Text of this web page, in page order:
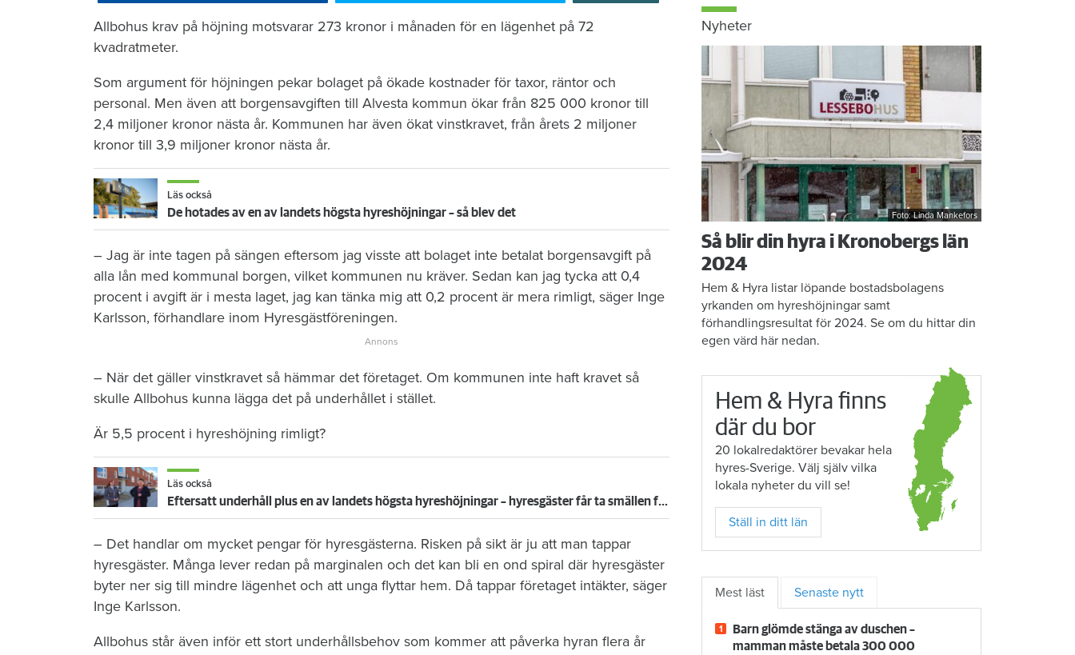
​Allbohus krav på höjning motsvarar 273 kronor i månaden för en lägenhet på 72
kvadratmeter.
Som argument för höjningen pekar bolaget på ökade kostnader för taxor, räntor och
personal. Men även att borgensavgiften till Alvesta kommun ökar från 825 000 kronor till
2,4 miljoner kronor nästa år. Kommunen har även ökat vinstkravet, från årets 2 miljoner
kronor till 3,9 miljoner kronor nästa år.
Läs också
De hotades av en av landets högsta hyreshöjningar – så blev det
– Jag är inte tagen på sängen eftersom jag visste att bolaget inte betalat borgensavgift på
alla lån med kommunal borgen, vilket kommunen nu kräver. Sedan kan jag tycka att 0,4
procent i avgift är i mesta laget, jag kan tänka mig att 0,2 procent är mera rimligt, säger Inge
Karlsson, förhandlare inom Hyresgästföreningen.
– När det gäller vinstkravet så hämmar det företaget. Om kommunen inte haft kravet så
skulle Allbohus kunna lägga det på underhållet i stället.
Är 5,5 procent i hyreshöjning rimligt?
Läs också
Eftersatt underhåll plus en av landets högsta hyreshöjningar – hyresgäster får ta smällen för miljonförlusterna
– Det handlar om mycket pengar för hyresgästerna. Risken på sikt är ju att man tappar
hyresgäster. Många lever redan på marginalen och det kan bli en ond spiral där hyresgäster
byter ner sig till mindre lägenhet och att unga flyttar hem. Då tappar företaget intäkter, säger
Inge Karlsson.
Allbohus står även inför ett stort underhållsbehov som kommer att påverka hyran flera år
Nyheter
Foto: Linda Mankefors
Så blir din hyra i Kronobergs län
2024
Hem & Hyra listar löpande bostadsbolagens
yrkanden om hyreshöjningar samt
förhandlingsresultat för 2024. Se om du hittar din
egen värd här nedan.
Hem & Hyra finns
där du bor
20 lokalredaktörer bevakar hela
hyres-Sverige. Välj själv vilka
lokala nyheter du vill se!
Ställ in ditt län
Mest läst Senaste nytt
Barn glömde stänga av duschen –
mamman måste betala 300 000